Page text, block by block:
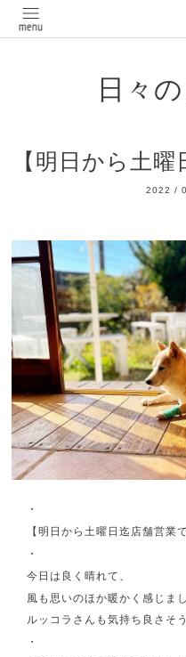
日々
【明日から土曜
2022 /
・
【明日から土曜日迄店舗営業
・
今日は良く晴れて、
風も思いのほか暖かく感じま
ルッコラさんも気持ち良さそ
・